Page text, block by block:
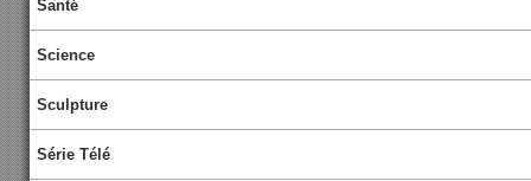
Santé
Science
Sculpture
Série Télé